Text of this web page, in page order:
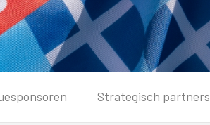
Seizoenkaart & Clubcard
Seizoenkaart 2026/2027
Strategisch partners